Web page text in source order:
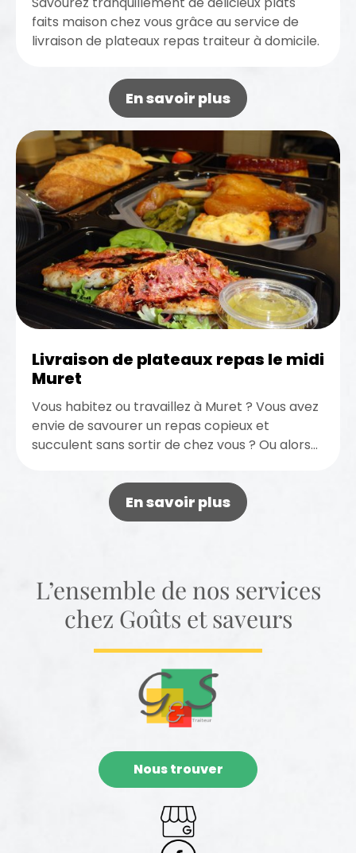
faits maison chez vous grâce au service de
livraison de plateaux repas traiteur à domicile.
En savoir plus
Livraison de plateaux repas le midi
Muret
Vous habitez ou travaillez à Muret ? Vous avez
envie de savourer un repas copieux et
succulent sans sortir de chez vous ? Ou alors...
En savoir plus
L’ensemble de nos services
chez Goûts et saveurs
Nous trouver